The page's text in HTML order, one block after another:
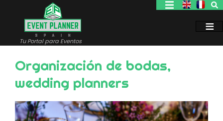
contenido
Tu Portal para Eventos
Organización de bodas,
wedding planners